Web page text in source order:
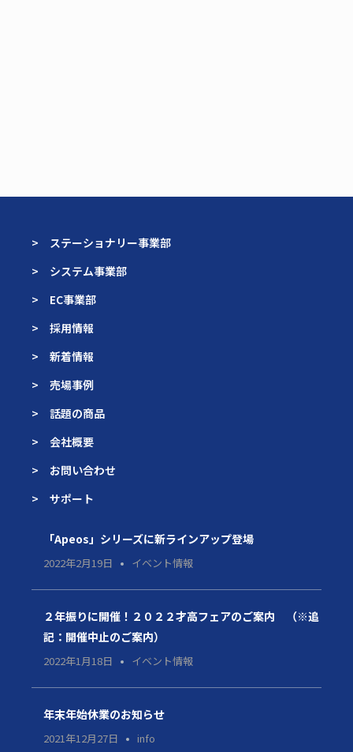
> ステーショナリー事業部
> システム事業部
> EC事業部
> 採用情報
> 新着情報
> 売場事例
> 話題の商品
> 会社概要
> お問い合わせ
> サポート
「Apeos」シリーズに新ラインアップ登場
2022年2月19日 イベント情報
２年振りに開催！２０２２才高フェアのご案内 （※追
記：開催中止のご案内）
2022年1月18日 イベント情報
年末年始休業のお知らせ
2021年12月27日 info